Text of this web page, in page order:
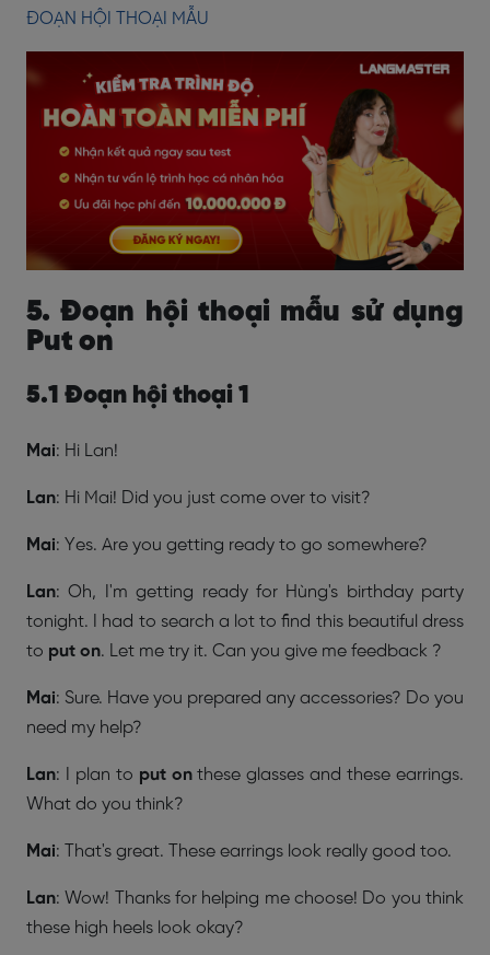
ĐOẠN HỘI THOẠI MẪU
5. Đoạn hội thoại mẫu sử dụng
Put on
5.1 Đoạn hội thoại 1
Mai: Hi Lan!
Lan: Hi Mai! Did you just come over to visit?
Mai: Yes. Are you getting ready to go somewhere?
Lan: Oh, I'm getting ready for Hùng's birthday party
tonight. I had to search a lot to find this beautiful dress
to put on. Let me try it. Can you give me feedback ?
Mai: Sure. Have you prepared any accessories? Do you
need my help?
Lan: I plan to put onthese glasses and these earrings.
What do you think?
Mai: That's great. These earrings look really good too.
Lan: Wow! Thanks for helping me choose! Do you think
these high heels look okay?